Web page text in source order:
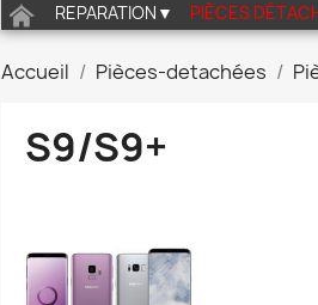
REPARATION▼ PIÈCES
Accueil Pièces-detachées
S9/S9+